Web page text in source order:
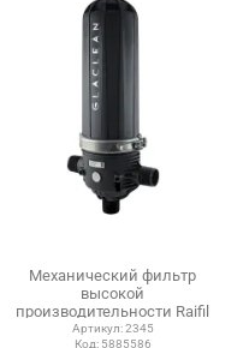
Механический фильтр
высокой
производительности Raifil
Glaclean G300D50SB130
Артикул:2345
Код: 5885586